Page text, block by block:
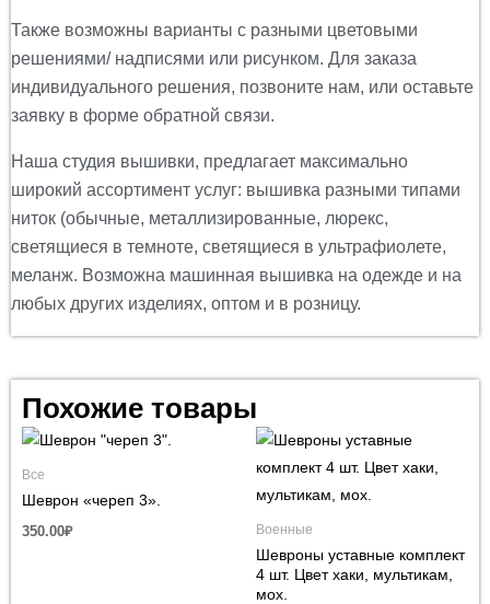
Также возможны варианты с разными цветовыми
решениями/ надписями или рисунком. Для заказа
индивидуального решения, позвоните нам, или оставьте
заявку в форме обратной связи.
Наша студия вышивки, предлагает максимально
широкий ассортимент услуг: вышивка разными типами
ниток (обычные, металлизированные, люрекс,
светящиеся в темноте, светящиеся в ультрафиолете,
меланж. Возможна машинная вышивка на одежде и на
любых других изделиях, оптом и в розницу.
Похожие товары
Все
Шеврон «череп 3».
350.00₽ Военные
Шевроны уставные комплект
4 шт. Цвет хаки, мультикам,
мох.